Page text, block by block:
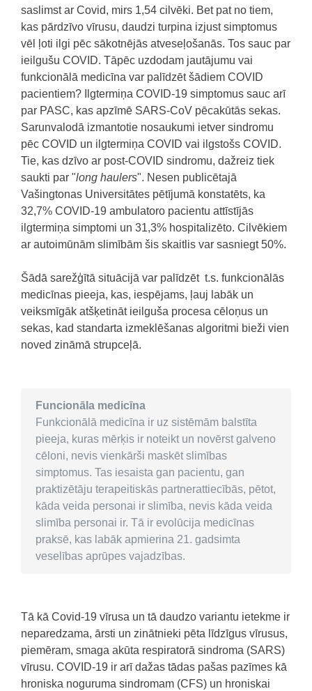
saslimst ar Covid, mirs 1,54 cilvēki. Bet pat no tiem,
kas pārdzīvo vīrusu, daudzi turpina izjust simptomus
vēl ļoti ilgi pēc sākotnējās atveseļošanās. Tos sauc par
ieilgušu COVID. Tāpēc uzdodam jautājumu vai
funkcionālā medicīna var palīdzēt šādiem COVID
pacientiem? Ilgtermiņa COVID-19 simptomus sauc arī
par PASC, kas apzīmē SARS-CoV pēcakūtās sekas.
Sarunvalodā izmantotie nosaukumi ietver sindromu
pēc COVID un ilgtermiņa COVID vai ilgstošs COVID.
Tie, kas dzīvo ar post-COVID sindromu, dažreiz tiek
saukti par "long haulers". Nesen publicētajā
Vašingtonas Universitātes pētījumā konstatēts, ka
32,7% COVID-19 ambulatoro pacientu attīstījās
ilgtermiņa simptomi un 31,3% hospitalizēto. Cilvēkiem
ar autoimūnām slimībām šis skaitlis var sasniegt 50%.
Šādā sarežģītā situācijā var palīdzēt t.s. funkcionālās
medicīnas pieeja, kas, iespējams, ļauj labāk un
veiksmīgāk atšķetināt ieilguša procesa cēloņus un
sekas, kad standarta izmeklēšanas algoritmi bieži vien
noved zināmā strupceļā.
Funcionāla medicīna
Funkcionālā medicīna ir uz sistēmām balstīta
pieeja, kuras mērķis ir noteikt un novērst galveno
cēloni, nevis vienkārši maskēt slimības
simptomus. Tas iesaista gan pacientu, gan
praktizētāju terapeitiskās partnerattiecībās, pētot,
kāda veida personai ir slimība, nevis kāda veida
slimība personai ir. Tā ir evolūcija medicīnas
praksē, kas labāk apmierina 21. gadsimta
veselības aprūpes vajadzības.
Tā kā Covid-19 vīrusa un tā daudzo variantu ietekme ir
neparedzama, ārsti un zinātnieki pēta līdzīgus vīrusus,
piemēram, smaga akūta respiratorā sindroma (SARS)
vīrusu. COVID-19 ir arī dažas tādas pašas pazīmes kā
hroniska noguruma sindromam (CFS) un hroniskai